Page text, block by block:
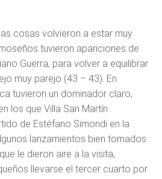
cosas volvieron a estar muy
tuvieron apariciones de
Guerra, para volver a equilibrar
muy parejo (43 – 43). En
tuvieron un dominador claro,
los que Villa San Martín
de Estéfano Simondi en la
lanzamientos bien tomados
le dieron aire a la visita,
llevarse el tercer cuarto por